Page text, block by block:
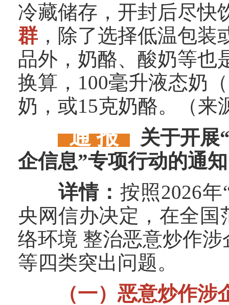
冷藏储存，开封后尽快
群 ，除了选择低温包装
品外，奶酪、酸奶等也
换算，100毫升液态奶
奶，或15克奶酪。（来
通 报 关于开展
企信息”专项行动的通知
详情： 按照2026
央网信办决定，在全国
络环境 整治恶意炒作
等四类突出问题。
（一）恶意炒作涉